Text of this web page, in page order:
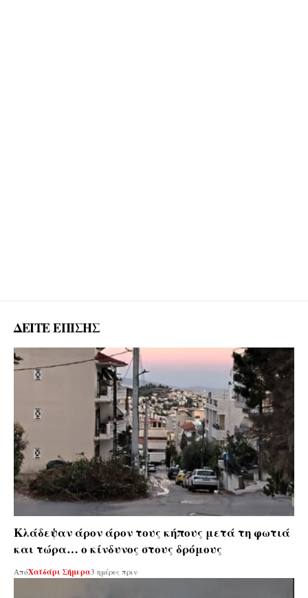
ΔΕΙΤΕ ΕΠΙΣΗΣ
Κλάδεψαν άρον άρον τους κήπους μετά τη φωτιά
και τώρα… ο κίνδυνος στους δρόμους
ΑπόΧαϊδάρι Σήμερα3 ημέρες πριν